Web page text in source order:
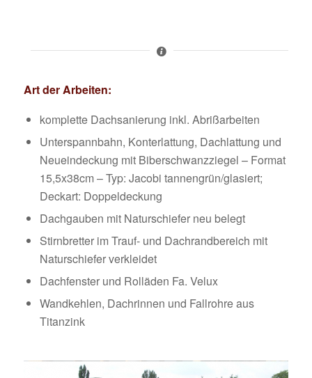
Art der Arbeiten:
komplette Dachsanierung inkl. Abrißarbeiten
Unterspannbahn, Konterlattung, Dachlattung und
Neueindeckung mit Biberschwanzziegel – Format
15,5x38cm – Typ: Jacobi tannengrün/glasiert;
Deckart: Doppeldeckung
Dachgauben mit Naturschiefer neu belegt
Stirnbretter im Trauf- und Dachrandbereich mit
Naturschiefer verkleidet
Dachfenster und Rolläden Fa. Velux
Wandkehlen, Dachrinnen und Fallrohre aus
Titanzink